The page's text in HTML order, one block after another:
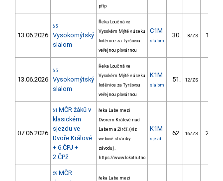
příp
13.06.2026
65
Vysokomýtský
slalom
Řeka Loučná ve
Vysokém Mýtě v úseku
loděnice za Tyršovou
veřejnou plovárnou
C1M
slalom
30. 8/ZS
13.06.2026
65
Vysokomýtský
slalom
Řeka Loučná ve
Vysokém Mýtě v úseku
loděnice za Tyršovou
veřejnou plovárnou
K1M
slalom
51. 12/ZS
07.06.2026
61 MČR žáků v
klasickém
sjezdu ve
Dvoře Králové
+ 6.ČPJ +
2.ČPž
řeka Labe mezi
Dvorem Králové nad
Labem a Žirčí. (viz
webové stránky
závodu).
https://www.lokotrutno
K1M
sjezd
62. 16/ZS
59 MČR
řeka Labe mezi